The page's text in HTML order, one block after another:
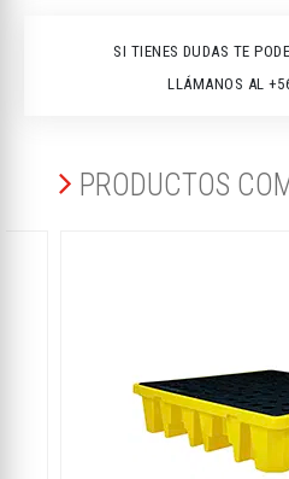
SI TIENES DUDAS TE
LLÁMANOS AL
PRODUCTOS